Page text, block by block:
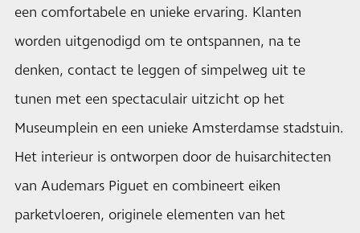
een comfortabele en unieke ervaring. Klanten
worden uitgenodigd om te ontspannen, na te
denken, contact te leggen of simpelweg uit te
tunen met een spectaculair uitzicht op het
Museumplein en een unieke Amsterdamse stadstuin.
Het interieur is ontworpen door de huisarchitecten
van Audemars Piguet en combineert eiken
parketvloeren, originele elementen van het